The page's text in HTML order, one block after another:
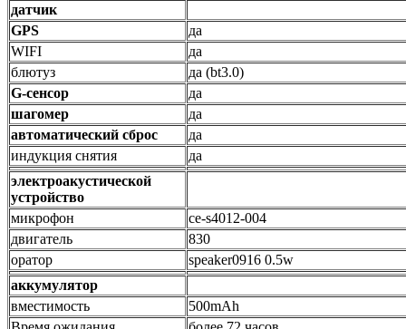
датчик
GPS
да
WIFI
да
блютуз
да (bt3.0)
G-сенсор
да
шагомер
да
автоматический сброс
да
индукция снятия
да
электроакустической
устройство
микрофон
се-s4012-004
двигатель
830
оратор
speaker0916 0.5w
аккумулятор
вместимость
500mAh